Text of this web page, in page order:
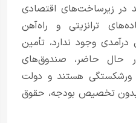
در زیرساخت‌های اقتصادی
ترانزیتی و راه‌آهن
درآمدی وجود ندارد، تأمین
حال حاضر، صندوق‌های
ورشکستگی هستند و دولت
بدون تخصیص بودجه، حقوق